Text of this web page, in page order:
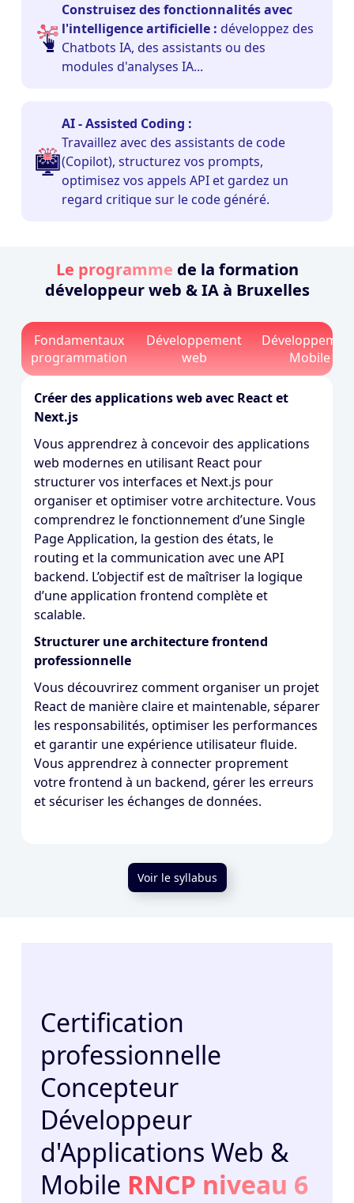
Construisez des fonctionnalités avec
l'intelligence artificielle :développez des
Chatbots IA, des assistants ou des
modules d'analyses IA...
AI - Assisted Coding :
Travaillez avec des assistants de code
(Copilot), structurez vos prompts,
optimisez vos appels API et gardez un
regard critique sur le code généré.
Le programme de la formation
développeur web & IA à Bruxelles
Fondamentaux
programmation
Développement
web
Mobile
Créer des applications web avec React et
Next.js
Vous apprendrez à concevoir des applications
web modernes en utilisant React pour
structurer vos interfaces et Next.js pour
organiser et optimiser votre architecture. Vous
comprendrez le fonctionnement d’une Single
Page Application, la gestion des états, le
routing et la communication avec une API
backend. L’objectif est de maîtriser la logique
d’une application frontend complète et
scalable.
Structurer une architecture frontend
professionnelle
Vous découvrirez comment organiser un projet
React de manière claire et maintenable, séparer
les responsabilités, optimiser les performances
et garantir une expérience utilisateur fluide.
Vous apprendrez à connecter proprement
votre frontend à un backend, gérer les erreurs
et sécuriser les échanges de données.
Voir le syllabus
Certification
professionnelle
Concepteur
Développeur
d'Applications Web &
Mobile RNCP niveau 6